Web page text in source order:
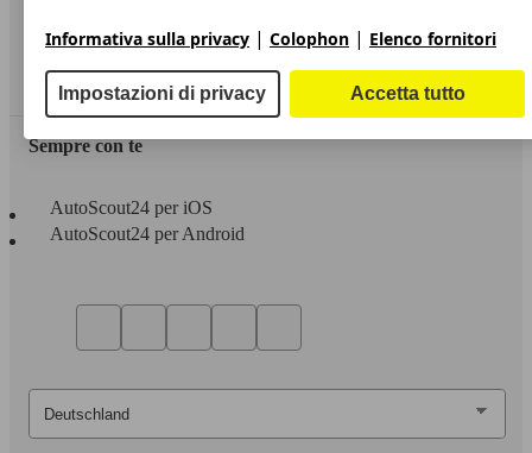
Servizi
Area rivenditori
Sempre con te
AutoScout24 per iOS
AutoScout24 per Android
Informativa sulla privacy | Colophon | Elenco fornitori
Impostazioni di privacy Accetta tutto